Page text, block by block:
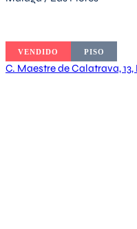
VENDIDO PISO
C. Maestre de Calatrava,